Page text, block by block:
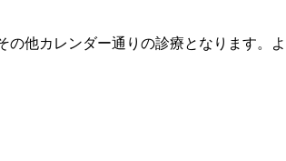
他カレンダー通りの診療となります。